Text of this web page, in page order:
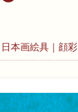
日本画絵具 顔彩